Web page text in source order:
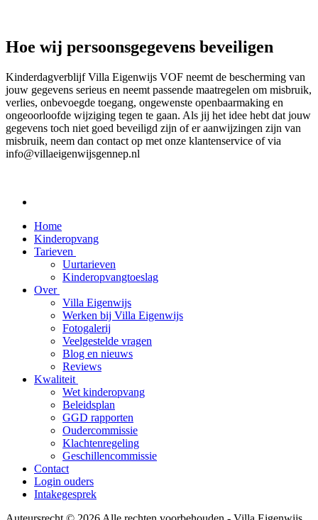
Hoe wij persoonsgegevens beveiligen
Kinderdagverblijf Villa Eigenwijs VOF neemt de bescherming van
jouw gegevens serieus en neemt passende maatregelen om misbruik,
verlies, onbevoegde toegang, ongewenste openbaarmaking en
ongeoorloofde wijziging tegen te gaan. Als jij het idee hebt dat jouw
gegevens toch niet goed beveiligd zijn of er aanwijzingen zijn van
misbruik, neem dan contact op met onze klantenservice of via
info@villaeigenwijsgennep.nl
Home
Kinderopvang
Tarieven
Uurtarieven
Kinderopvangtoeslag
Over
Villa Eigenwijs
Werken bij Villa Eigenwijs
Fotogalerij
Veelgestelde vragen
Blog en nieuws
Reviews
Kwaliteit
Wet kinderopvang
Beleidsplan
GGD rapporten
Oudercommissie
Klachtenregeling
Geschillencommissie
Contact
Login ouders
Intakegesprek